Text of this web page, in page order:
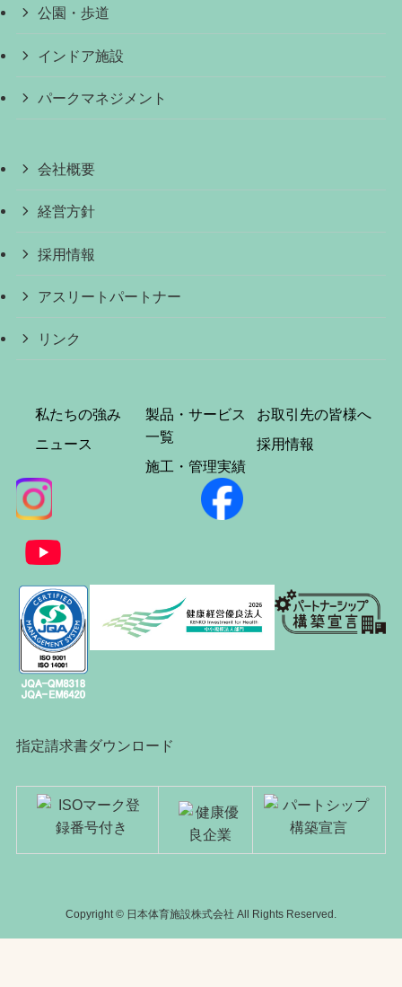
公園・歩道
インドア施設
パークマネジメント
会社概要
経営方針
採用情報
アスリートパートナー
リンク
私たちの強み
ニュース
製品・サービス
一覧
施工・管理実績
お取引先の皆様へ
採用情報
指定請求書ダウンロード
Copyright © 日本体育施設株式会社 All Rights Reserved.